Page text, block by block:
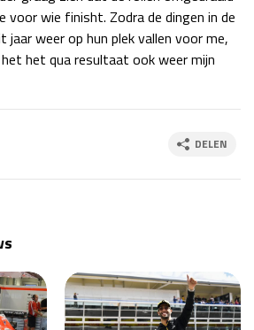
wie finisht. Zodra de dingen in de
jaar weer op hun plek vallen voor me,
het qua resultaat ook weer mijn
DELEN